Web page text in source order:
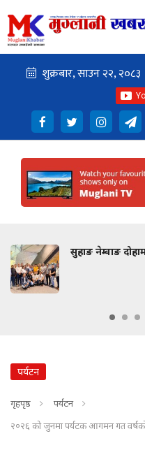
सुहाङ नेम्वाङ
पर्यटन
गृहपृष्ठ
पर्यटन
२०२६ को जुनमा पर्यटक आगमन गत वर्षको